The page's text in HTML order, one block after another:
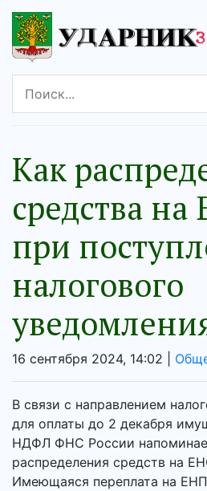
Как
средства
при
налогового
16 сентября 2024, 14:02 |
В связи с направлением
для оплаты до 2 декабря
НДФЛ ФНС России
распределения средств на
Имеющаяся переплата на